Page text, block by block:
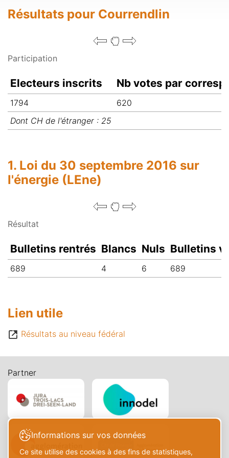
Résultats pour Courrendlin
Electeurs inscrits Nb votes par
Participation
1794
620
Dont CH de l'étranger : 25
1. Loi du 30 septembre 2016 sur
l'énergie (LEne)
Bulletins rentrés Blancs Nuls Bulletins
Résultat
689 4 6 689
Lien utile
Résultats au niveau fédéral
Partner
Informations sur vos données
Ce site utilise des cookies à des fins de statistiques,